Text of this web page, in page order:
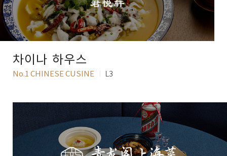
차이나 하우스
No.1 CHINESE CUSINE L3